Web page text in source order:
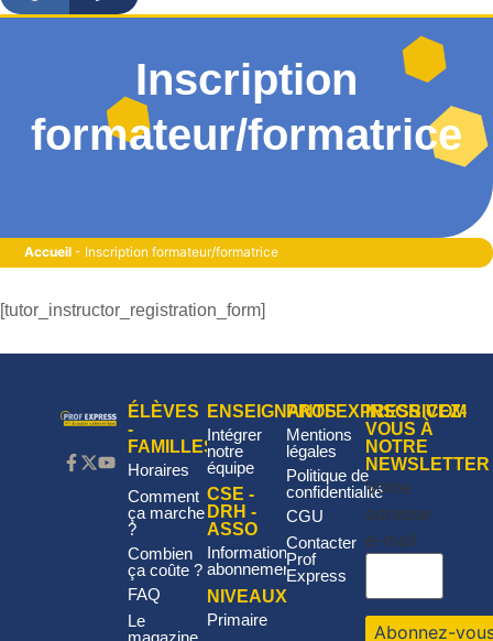
Inscription
formateur/formatrice
Accueil - Inscription formateur/formatrice
[tutor_instructor_registration_form]
ÉLÈVES
-
FAMILLES
Horaires
Comment
ça marche
?
Combien
ça coûte ?
FAQ
Le
ENSEIGNANTS
Intégrer
notre
équipe
CSE -
DRH -
ASSO
Informations
abonnement
NIVEAUX
Primaire
PROFEXPRESS.COM
Mentions
légales
Politique de
confidentialité
CGU
Contacter
Prof
Express
INSCRIVEZ-
VOUS À
NOTRE
NEWSLETTER
Votre
adresse
e-mail